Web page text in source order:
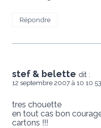
Répondre
stef & belette dit :
12 septembre 2007 à 10 10
tres chouette
en tout cas bon
cartons !!!